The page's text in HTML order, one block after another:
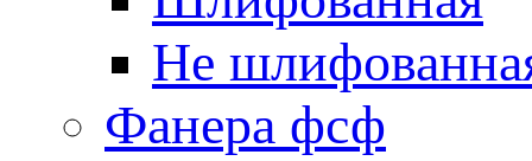
Не
Фанера фсф